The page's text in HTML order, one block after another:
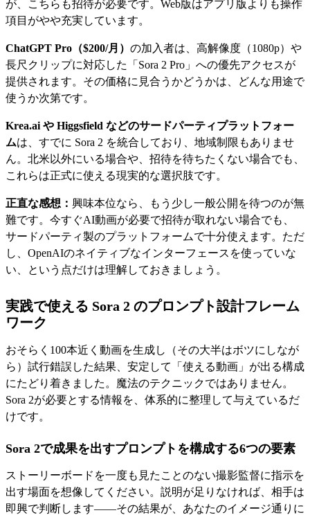
が、こちらも招待が必要です。Web版はアプリ版よりも操作
項目がやや充実しています。
ChatGPT Pro（$200/月） の加入者は、高解像度（1080p）や
長尺クリップに対応した「Sora 2 Pro」への優先アクセスが
提供されます。その価格に見合うかどうかは、どんな用途で
使うか次第です。
Krea.ai や Higgsfield などのサードパーティプラットフォー
ムは、すでに Sora 2 を統合しており、地域制限もありませ
ん。北米以外にいる場合や、招待を待ちたくない場合でも、
これらは正式に使える現実的な選択肢です。
正直な感想： 興味本位なら、もう少し一般公開を待つのが無
難です。今すぐAI動画が必要で招待が取れない場合でも、
サードパーティ製のプラットフォームで十分使えます。ただ
し、OpenAIのネイティブなインターフェースを使っていな
い、という点だけは理解しておきましょう。
実践で使える Sora 2 のプロンプト設計フレーム
ワーク
おそらく100本近く動画を生成し（その大半はボツにしなが
ら）試行錯誤した結果、安定して「使える動画」が出る構成
にたどり着きました。魔法のテクニックではありません。
Sora 2が必要とする情報を、体系的に整理して与えているだ
けです。
Sora 2で成果を出すプロンプトを構成する6つの要素
ストーリーボードを一度も見たことのない撮影監督に指示を
出す場面を想像してください。説明が足りなければ、相手は
即興で判断します——その結果が、あなたのイメージ通りに